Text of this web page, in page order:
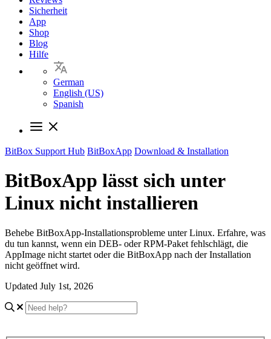
Sicherheit
App
Shop
Blog
Hilfe
German
English (US)
Spanish
BitBox Support Hub BitBoxApp Download & Installation
BitBoxApp lässt sich unter
Linux nicht installieren
Behebe BitBoxApp-Installationsprobleme unter Linux. Erfahre, was
du tun kannst, wenn ein DEB- oder RPM-Paket fehlschlägt, die
AppImage nicht startet oder die BitBoxApp nach der Installation
nicht geöffnet wird.
Updated July 1st, 2026